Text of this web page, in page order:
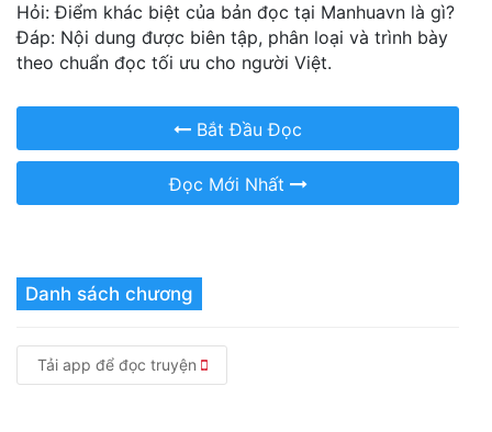
Hỏi: Điểm khác biệt của bản đọc tại Manhuavn là gì?
Đáp: Nội dung được biên tập, phân loại và trình bày
theo chuẩn đọc tối ưu cho người Việt.
Bắt Đầu Đọc
Đọc Mới Nhất
Danh sách chương
Tải app để đọc truyện